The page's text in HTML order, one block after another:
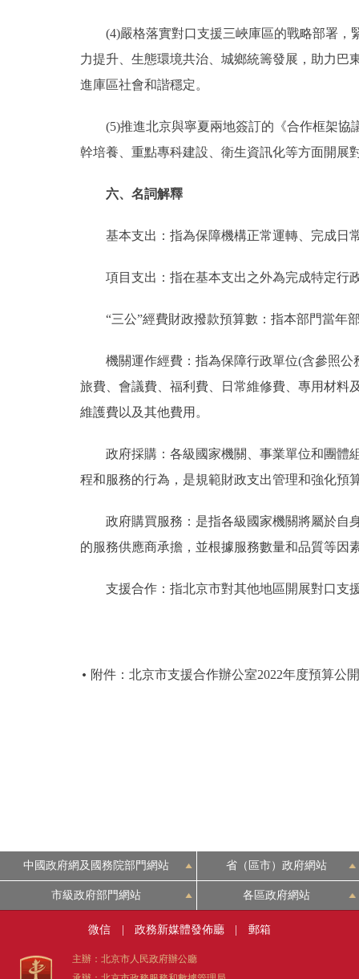
(4)嚴格落實對口支援三峽庫區的戰略部署，
力提升、生態環境共治、城鄉統籌發展，助力巴
進庫區社會和諧穩定。
(5)推進北京與寧夏兩地簽訂的《合作框架協
幹培養、重點專科建設、衛生資訊化等方面開展
六、名詞解釋
基本支出：指為保障機構正常運轉、完成日
項目支出：指在基本支出之外為完成特定行
“三公”經費財政撥款預算數：指本部門當年部
機關運作經費：指為保障行政單位(含參照公
旅費、會議費、福利費、日常維修費、專用材料
維護費以及其他費用。
政府採購：各級國家機關、事業單位和團體組
程和服務的行為，是規範財政支出管理和強化預
政府購買服務：是指各級國家機關將屬於自身
的服務供應商承擔，並根據服務數量和品質等因
支援合作：指北京市對其他地區開展對口支
附件：北京市支援合作辦公室2022年度預算公
中國政府網及國務院部門網站 省（區市）政府網站
市級政府部門網站 各區政府網站
微信 政務新媒體發佈廳 郵箱
主辦：北京市人民政府辦公廳